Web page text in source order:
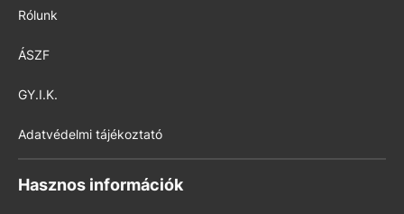
Rólunk
ÁSZF
GY.I.K.
Adatvédelmi tájékoztató
Hasznos információk